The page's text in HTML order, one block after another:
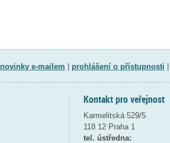
novinky e-mailem prohlášení o přístupnosti
Kontakt pro veřejnost
Karmelitská 529/5
118 12 Praha 1
tel. ústředna: